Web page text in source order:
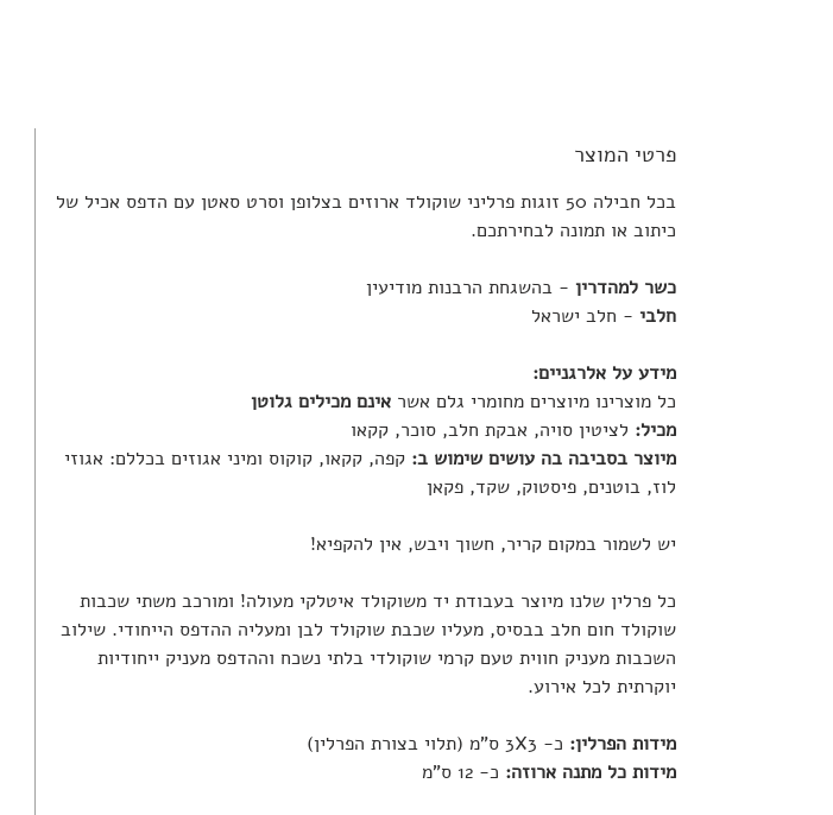
פרטי המוצר
בכל חבילה 50 זוגות פרליני שוקולד ארוזים בצלופן וסרט סאטן עם הדפס אכיל של
כיתוב או תמונה לבחירתכם.
כשר למהדרין - בהשגחת הרבנות מודיעין
חלבי - חלב ישראל
מידע על אלרגניים:
כל מוצרינו מיוצרים מחומרי גלם אשר אינם מכילים גלוטן
מכיל: לציטין סויה, אבקת חלב, סוכר, קקאו
מיוצר בסביבה בה עושים שימוש ב: קפה, קקאו, קוקוס ומיני אגוזים בכללם: אגוזי
לוז, בוטנים, פיסטוק, שקד, פקאן
יש לשמור במקום קריר, חשוך ויבש, אין להקפיא!
כל פרלין שלנו מיוצר בעבודת יד משוקולד איטלקי מעולה! ומורכב משתי שכבות
שוקולד חום חלב בבסיס, מעליו שכבת שוקולד לבן ומעליה ההדפס הייחודי. שילוב
השכבות מעניק חווית טעם קרמי שוקולדי בלתי נשכח וההדפס מעניק ייחודיות
יוקרתית לכל אירוע.
מידות הפרלין: כ- 3X3 ס"מ (תלוי בצורת הפרלין)
מידות כל מתנה ארוזה: כ- 12 ס"מ